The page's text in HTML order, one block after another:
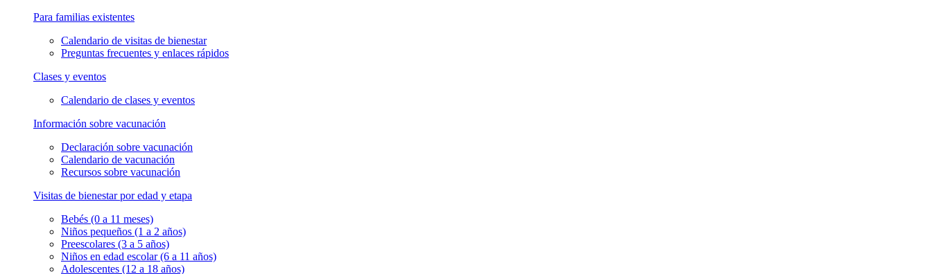
Para familias existentes
Calendario de visitas de bienestar
Preguntas frecuentes y enlaces rápidos
Clases y eventos
Calendario de clases y eventos
Información sobre vacunación
Declaración sobre vacunación
Calendario de vacunación
Recursos sobre vacunación
Visitas de bienestar por edad y etapa
Bebés (0 a 11 meses)
Niños pequeños (1 a 2 años)
Preescolares (3 a 5 años)
Niños en edad escolar (6 a 11 años)
Adolescentes (12 a 18 años)